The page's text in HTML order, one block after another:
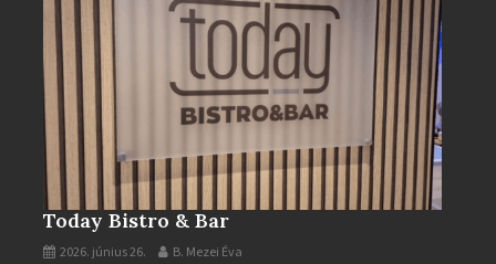
Today Bistro & Bar
2026. június 26. B. Mezei Éva